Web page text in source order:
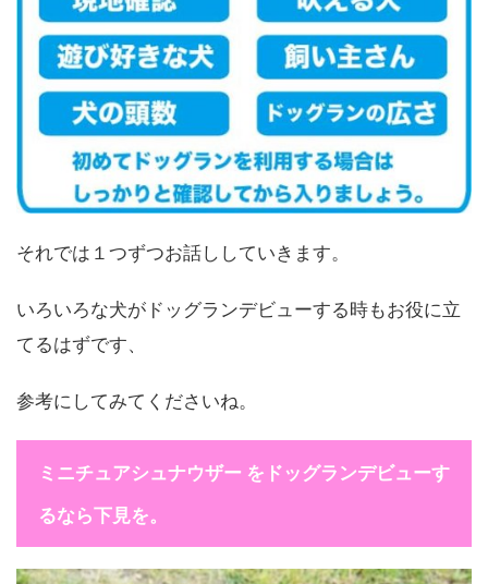
それでは１つずつお話ししていきます。
いろいろな犬がドッグランデビューする時もお役に立
てるはずです、
参考にしてみてくださいね。
ミニチュアシュナウザー をドッグランデビューす
るなら下見を。